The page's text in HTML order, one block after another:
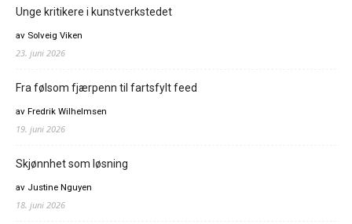
Unge kritikere i kunstverkstedet
av Solveig Viken
23. juni 2026
Fra følsom fjærpenn til fartsfylt feed
av Fredrik Wilhelmsen
19. juni 2026
Skjønnhet som løsning
av Justine Nguyen
18. juni 2026